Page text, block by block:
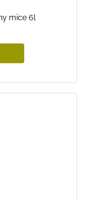
mice 6l